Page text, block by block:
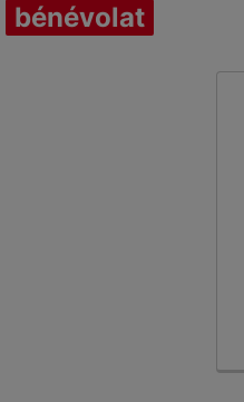
bénévolat